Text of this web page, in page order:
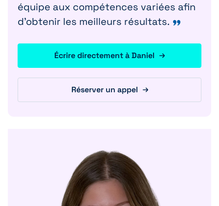
équipe aux compétences variées afin
d’obtenir les meilleurs résultats.
Écrire directement à Daniel
Réserver un appel